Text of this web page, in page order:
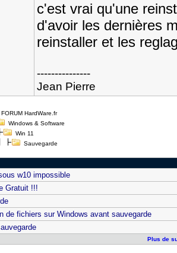
c'est vrai qu'une
d'avoir les dernières
reinstaller et les
---------------
Jean Pierre
FORUM HardWare.fr
Windows & Software
Win 11
Sauvegarde
w10 impossible
Gratuit !!!
de fichiers sur Windows avant sauvegarde
Plus de